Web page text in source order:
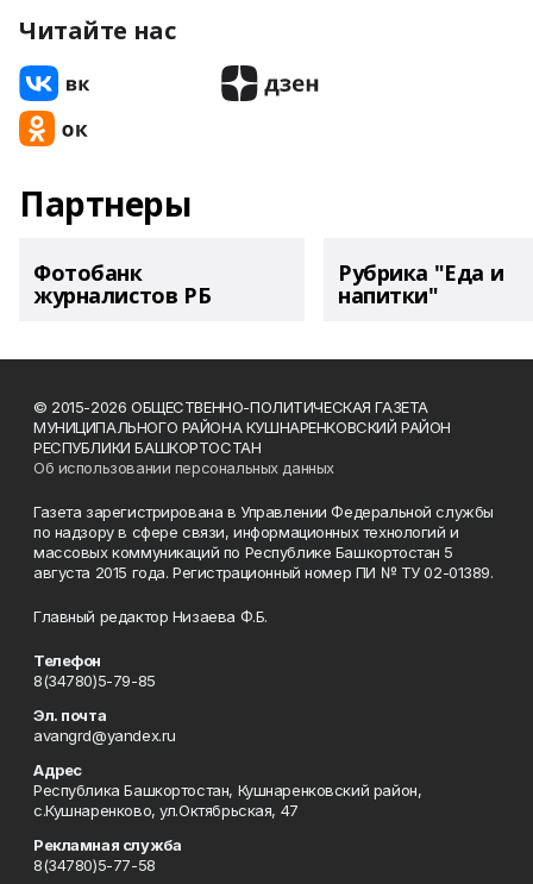
Читайте нас
Партнеры
Фотобанк
журналистов РБ
Рубрика "Еда и
напитки"
© 2015-2026 ОБЩЕСТВЕННО-ПОЛИТИЧЕСКАЯ ГАЗЕТА
МУНИЦИПАЛЬНОГО РАЙОНА КУШНАРЕНКОВСКИЙ РАЙОН
РЕСПУБЛИКИ БАШКОРТОСТАН
Об использовании персональных данных
Газета зарегистрирована в Управлении Федеральной службы
по надзору в сфере связи, информационных технологий и
массовых коммуникаций по Республике Башкортостан 5
августа 2015 года. Регистрационный номер ПИ № ТУ 02-01389.
Главный редактор Низаева Ф.Б.
Телефон
8(34780)5-79-85
Эл. почта
avangrd@yandex.ru
Адрес
Республика Башкортостан, Кушнаренковский район,
с.Кушнаренково, ул.Октябрьская, 47
Рекламная служба
8(34780)5-77-58